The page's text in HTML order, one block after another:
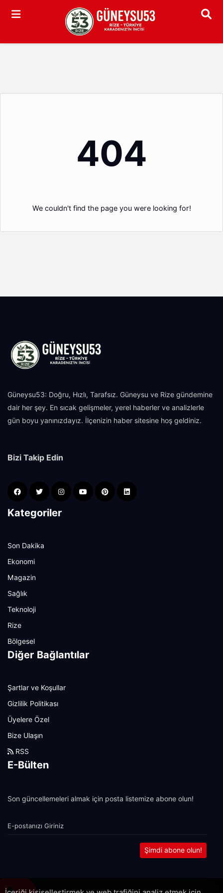
404
We couldn't find the page you were looking for!
Güneysu53: Doğru, Hızlı, Tarafsız. Güneysu ve Rize gündemine
dair her şey. En sıcak gelişmeler, yerel haberler ve analizlerle
gün boyu yanınızdayız. İlçenizin haber sitesine hoş geldiniz.
Bizi Takip Edin
Kategoriler
Son Dakika
Ekonomi
Magazin
Sağlık
Teknoloji
Rize
Bölgesel
Diğer Bağlantılar
Şartlar ve Koşullar
Gizlilik Politikası
Üyelere Özel
Bize Ulaşın
RSS
E-Bülten
Son güncellemeleri almak için posta listemize abone olun!
Şimdi abone olun!